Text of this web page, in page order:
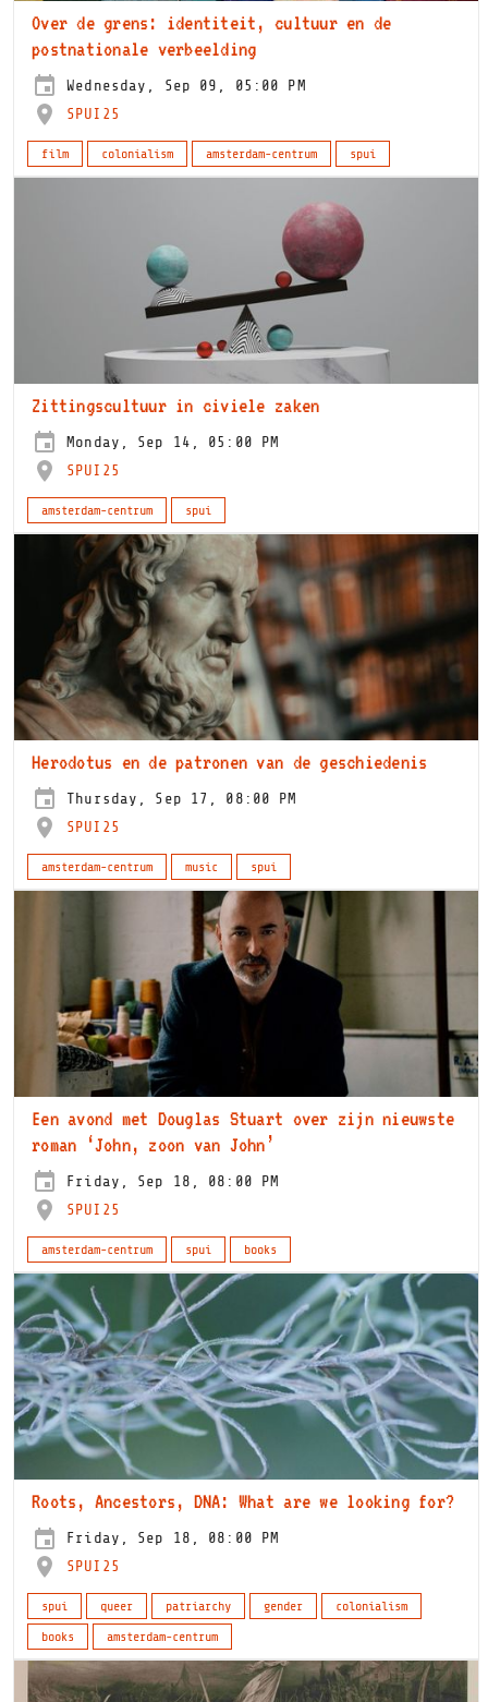
​​Over de grens: identiteit, cultuur en de
postnationale verbeelding​
Wednesday, Sep 09, 05:00 PM
SPUI25
film colonialism amsterdam-centrum spui
Zittingscultuur in civiele zaken
Monday, Sep 14, 05:00 PM
SPUI25
amsterdam-centrum spui
Herodotus en de patronen van de geschiedenis
Thursday, Sep 17, 08:00 PM
SPUI25
amsterdam-centrum music spui
Een avond met Douglas Stuart over zijn nieuwste
roman ‘John, zoon van John’
Friday, Sep 18, 08:00 PM
SPUI25
amsterdam-centrum spui books
Roots, Ancestors, DNA: What are we looking for?
Friday, Sep 18, 08:00 PM
SPUI25
spui queer patriarchy gender
colonialism
books
amsterdam-centrum